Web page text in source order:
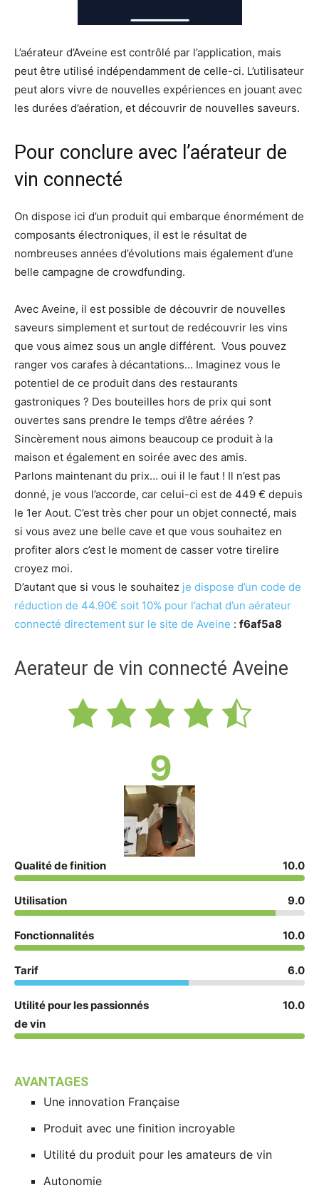
L’aérateur d’Aveine est contrôlé par l’application, mais
peut être utilisé indépendamment de celle-ci. L’utilisateur
peut alors vivre de nouvelles expériences en jouant avec
les durées d’aération, et découvrir de nouvelles saveurs.
Pour conclure avec l’aérateur de
vin connecté
On dispose ici d’un produit qui embarque énormément de
composants électroniques, il est le résultat de
nombreuses années d’évolutions mais également d’une
belle campagne de crowdfunding.
Avec Aveine, il est possible de découvrir de nouvelles
saveurs simplement et surtout de redécouvrir les vins
que vous aimez sous un angle différent. Vous pouvez
ranger vos carafes à décantations… Imaginez vous le
potentiel de ce produit dans des restaurants
gastroniques ? Des bouteilles hors de prix qui sont
ouvertes sans prendre le temps d’être aérées ?
Sincèrement nous aimons beaucoup ce produit à la
maison et également en soirée avec des amis.
Parlons maintenant du prix… oui il le faut ! Il n’est pas
donné, je vous l’accorde, car celui-ci est de 449 € depuis
le 1er Aout. C’est très cher pour un objet connecté, mais
si vous avez une belle cave et que vous souhaitez en
profiter alors c’est le moment de casser votre tirelire
croyez moi.
D’autant que si vous le souhaitez je dispose d’un code de
réduction de 44.90€ soit 10% pour l’achat d’un aérateur
connecté directement sur le site de Aveine : f6af5a8
Aerateur de vin connecté Aveine
9
Qualité de finition 10.0
Utilisation 9.0
Fonctionnalités 10.0
Tarif 6.0
Utilité pour les passionnés
de vin
10.0
AVANTAGES
Une innovation Française
Produit avec une finition incroyable
Utilité du produit pour les amateurs de vin
Autonomie